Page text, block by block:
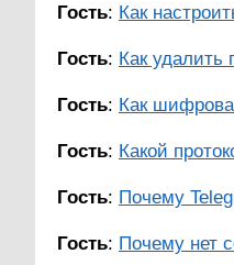
Гость: Как
Гость: Как удалить
Гость: Как
Гость: Какой
Гость: Почему
Гость: Почему нет